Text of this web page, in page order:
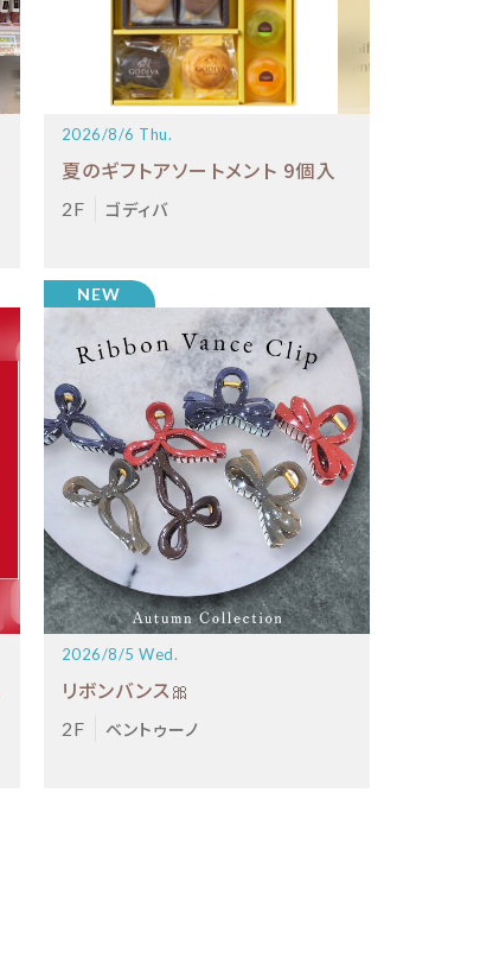
2026/8/6 Thu.
夏のギフトアソートメント 9個入
2F ゴディバ
2026/8/5 Wed.
リボンバンス🎀
2F ベントゥーノ